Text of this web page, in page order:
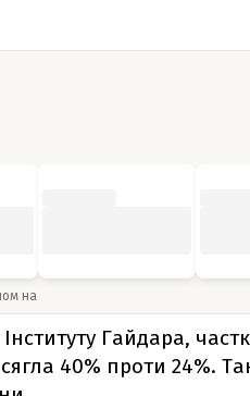
на
Гайдара,
40% проти 24%.